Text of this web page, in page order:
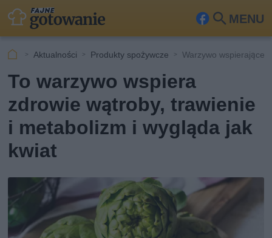
MENU
Fa
ook
Szu
Aktualności Produkty spożywcze Warzywo wspierające
To warzywo wspiera
zdrowie wątroby, trawienie
i metabolizm i wygląda jak
kwiat